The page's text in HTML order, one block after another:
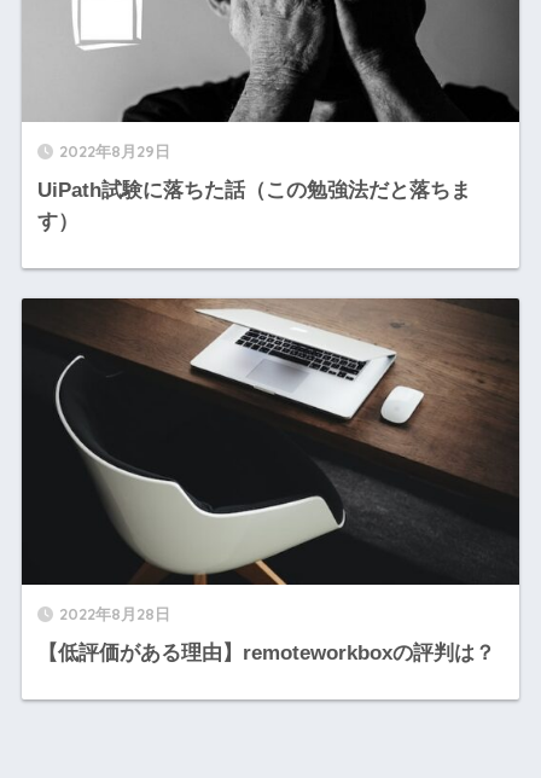
2022年8月29日
UiPath試験に落ちた話（この勉強法だと落ちま
す）
2022年8月28日
【低評価がある理由】remoteworkboxの評判は？